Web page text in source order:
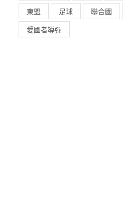
東盟
足球 聯合國
愛國者導彈